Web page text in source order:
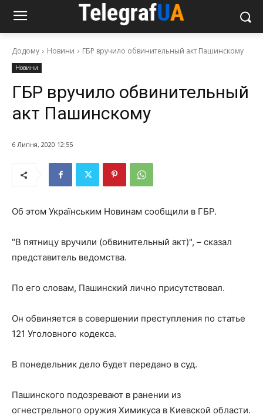
Додому Новини ГБР вручило обвинительный акт Пашинскому
Новини
ГБР вручило обвинительный
акт Пашинскому
6 Липня, 2020 12:55
Об этом Українським Новинам сообщили в ГБР.
"В пятницу вручили (обвинительный акт)", – сказал
представитель ведомства.
По его словам, Пашинский лично присутствовал.
Он обвиняется в совершении преступления по статье
121 Уголовного кодекса.
В понедельник дело будет передано в суд.
Пашинского подозревают в ранении из
огнестрельного оружия Химикуса в Киевской области.